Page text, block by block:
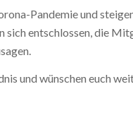
Pandemie und
sich entschlossen, die
und wünschen euch